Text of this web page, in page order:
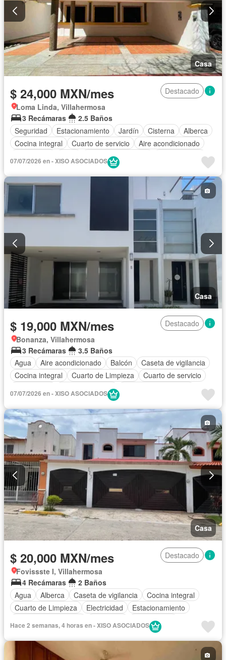
Casa
$ 24,000 MXN/mes
Destacado
Loma Linda, Villahermosa
3 Recámaras
2.5 Baños
Seguridad
Estacionamiento Jardín Cisterna
Alberca
Cocina integral
Cuarto de servicio
Aire acondicionado
Cuarto de Limpieza
Vista panorámica
Permite niños
07/07/2026 en - XISO ASOCIADOS
Casa
$ 19,000 MXN/mes
Destacado
Bonanza, Villahermosa
3 Recámaras
3.5 Baños
Agua
Aire acondicionado Balcón
Caseta de vigilancia
Cocina integral
Cuarto de Limpieza
Cuarto de servicio
Estacionamiento
Solo familias
07/07/2026 en - XISO ASOCIADOS
Casa
$ 20,000 MXN/mes
Destacado
Fovissste I, Villahermosa
4 Recámaras
2 Baños
Agua
Alberca Caseta de vigilancia
Cocina integral
Cuarto de Limpieza
Electricidad
Estacionamiento
Solo familias
Hace 2 semanas, 4 horas en - XISO ASOCIADOS